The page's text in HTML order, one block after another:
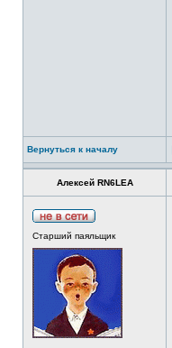
Вернуться к началу
Алексей RN6LEA
Старший паяльщик